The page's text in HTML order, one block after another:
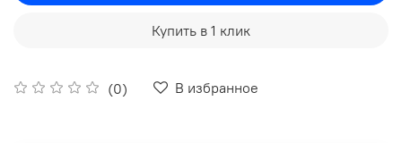
(0) В избранное
Купить в 1 клик